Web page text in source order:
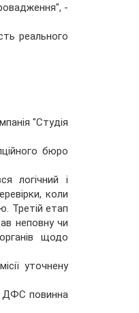
-
реального
"Студія
бюро
логічний і
коли
Третій етап
неповну чи
щодо
уточнену
ДФС повинна